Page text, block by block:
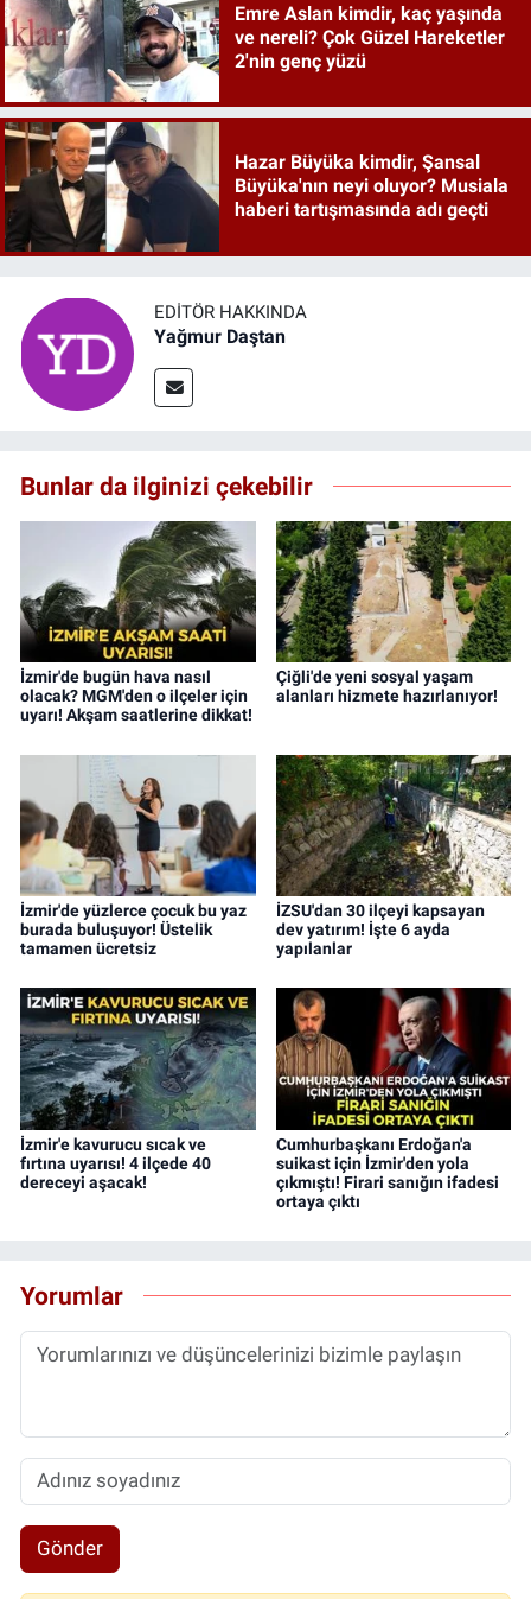
Emre Aslan kimdir, kaç yaşında
ve nereli? Çok Güzel Hareketler
2'nin genç yüzü
Hazar Büyüka kimdir, Şansal
Büyüka'nın neyi oluyor? Musiala
haberi tartışmasında adı geçti
EDITÖR HAKKINDA
Yağmur Daştan
Bunlar da ilginizi çekebilir
İzmir'de bugün hava nasıl
olacak? MGM'den o ilçeler için
uyarı! Akşam saatlerine dikkat!
Çiğli'de yeni sosyal yaşam
alanları hizmete hazırlanıyor!
İzmir'de yüzlerce çocuk bu yaz
burada buluşuyor! Üstelik
tamamen ücretsiz
İZSU'dan 30 ilçeyi kapsayan
dev yatırım! İşte 6 ayda
yapılanlar
İzmir'e kavurucu sıcak ve
fırtına uyarısı! 4 ilçede 40
dereceyi aşacak!
Cumhurbaşkanı Erdoğan'a
suikast için İzmir'den yola
çıkmıştı! Firari sanığın ifadesi
ortaya çıktı
Yorumlar
Gönder